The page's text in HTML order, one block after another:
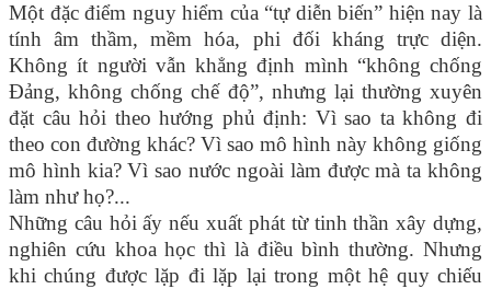
Một đặc điểm nguy hiểm của “tự diễn biến” hiện nay là
tính âm thầm, mềm hóa, phi đối kháng trực diện.
Không ít người vẫn khẳng định mình “không chống
Đảng, không chống chế độ”, nhưng lại thường xuyên
đặt câu hỏi theo hướng phủ định: Vì sao ta không đi
theo con đường khác? Vì sao mô hình này không giống
mô hình kia? Vì sao nước ngoài làm được mà ta không
làm như họ?...
Những câu hỏi ấy nếu xuất phát từ tinh thần xây dựng,
nghiên cứu khoa học thì là điều bình thường. Nhưng
khi chúng được lặp đi lặp lại trong một hệ quy chiếu